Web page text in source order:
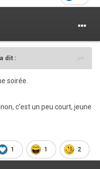
a dit :
soirée.
c'est un peu court, jeune
1 1 2